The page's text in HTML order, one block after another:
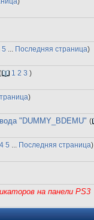
5 ... Последняя страница)
1 2 3 )
)
"DUMMY_BDEMU" (
4 5 ... Последняя страница)
на панели PS3